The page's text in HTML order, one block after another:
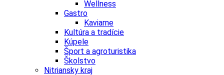
Wellness
Gastro
Kaviarne
Kultúra a tradície
Kúpele
Šport a agroturistika
Školstvo
Nitriansky kraj